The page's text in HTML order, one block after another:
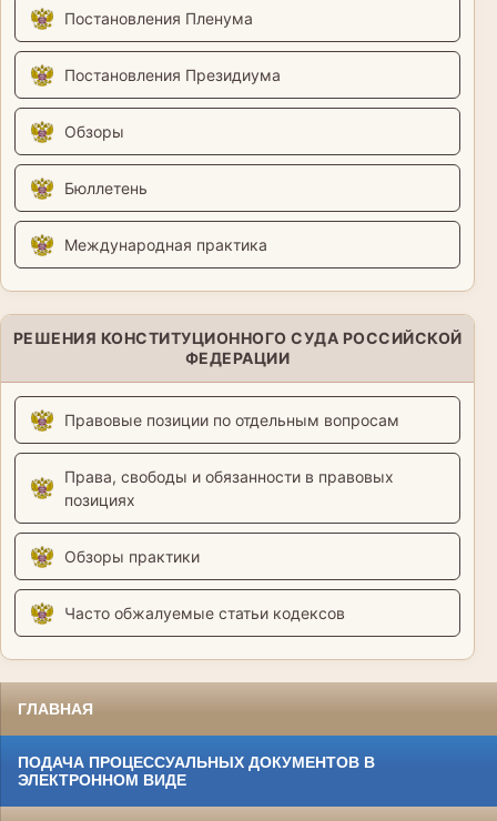
Постановления Пленума
Постановления Президиума
Обзоры
Бюллетень
Международная практика
РЕШЕНИЯ КОНСТИТУЦИОННОГО СУДА РОССИЙСКОЙ
ФЕДЕРАЦИИ
Правовые позиции по отдельным вопросам
Права, свободы и обязанности в правовых
позициях
Обзоры практики
Часто обжалуемые статьи кодексов
ГЛАВНАЯ
ПОДАЧА ПРОЦЕССУАЛЬНЫХ ДОКУМЕНТОВ В
ЭЛЕКТРОННОМ ВИДЕ